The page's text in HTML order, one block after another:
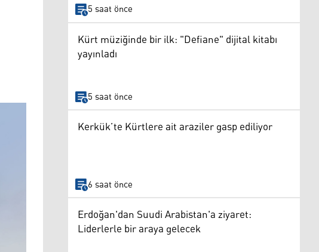
5 saat önce
Kürt müziğinde bir ilk: "Defiane" dijital kitabı
yayınladı
5 saat önce
Kerkük’te Kürtlere ait araziler gasp ediliyor
6 saat önce
Erdoğan'dan Suudi Arabistan'a ziyaret:
Liderlerle bir araya gelecek